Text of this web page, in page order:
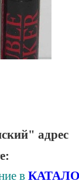
адрес
в